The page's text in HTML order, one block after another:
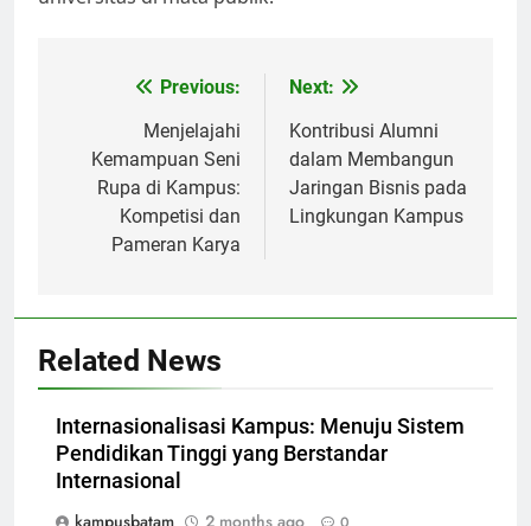
navigation
Previous:
Menjelajahi
Kemampuan Seni
Rupa di Kampus:
Kompetisi dan
Pameran Karya
Next:
Kontribusi Alumni
dalam Membangun
Jaringan Bisnis pada
Lingkungan Kampus
Related News
Internasionalisasi Kampus: Menuju Sistem
Pendidikan Tinggi yang Berstandar
Internasional